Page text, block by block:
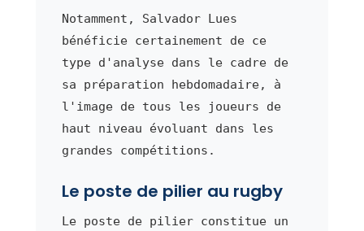
Notamment, Salvador Lues
bénéficie certainement de ce
type d'analyse dans le cadre de
sa préparation hebdomadaire, à
l'image de tous les joueurs de
haut niveau évoluant dans les
grandes compétitions.
Le poste de pilier au rugby
Le poste de pilier constitue un